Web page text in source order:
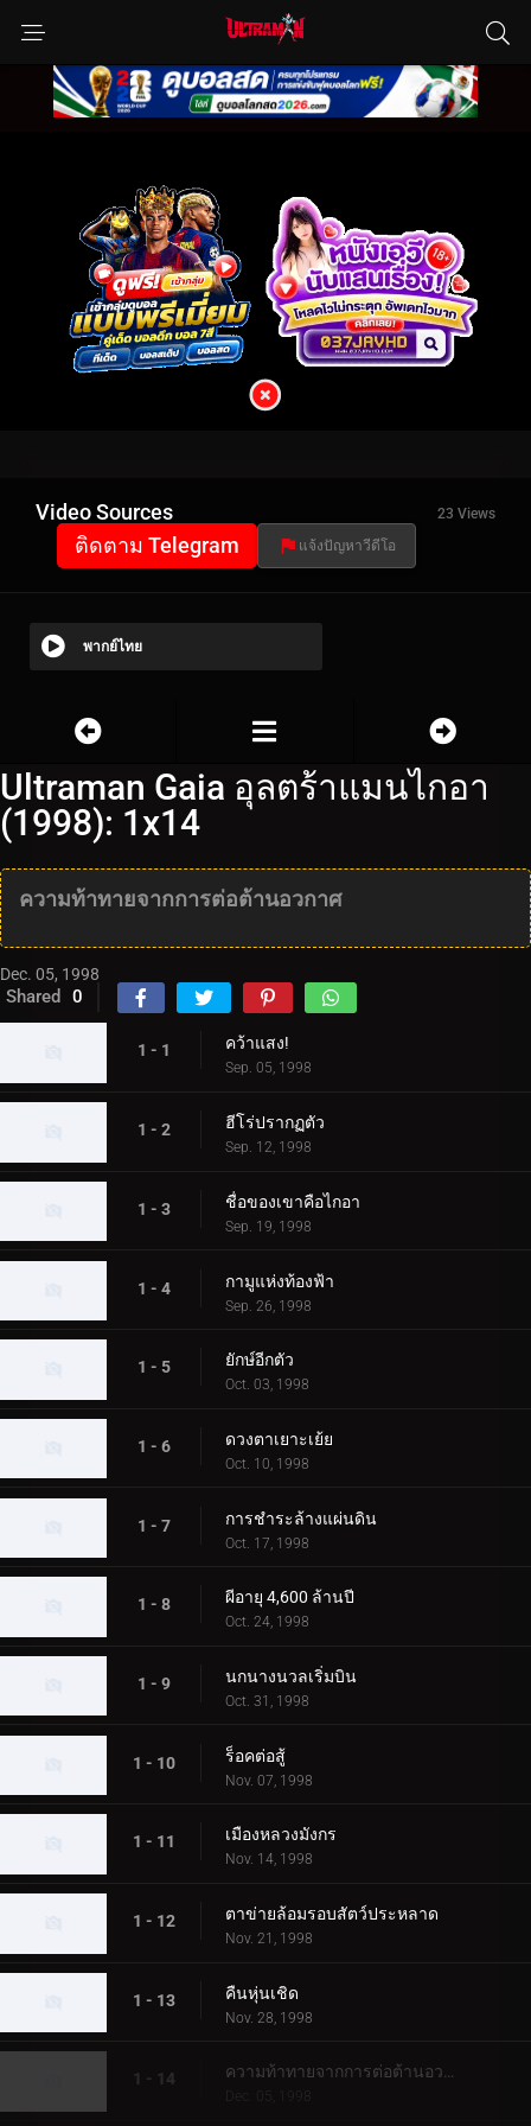
Video Sources 23 Views
ติดตาม Telegram แจ้งปัญหาวีดีโอ
พากย์ไทย
Ultraman Gaia อุลตร้าแมนไกอา
(1998): 1x14
ความท้าทายจากการต่อต้านอวกาศ
Dec. 05, 1998
Shared 0
1 - 1 คว้าแสง!
Sep. 05, 1998
1 - 2 ฮีโร่ปรากฏตัว
Sep. 12, 1998
1 - 3 ชื่อของเขาคือไกอา
Sep. 19, 1998
1 - 4 กามูแห่งท้องฟ้า
Sep. 26, 1998
1 - 5 ยักษ์อีกตัว
Oct. 03, 1998
1 - 6 ดวงตาเยาะเย้ย
Oct. 10, 1998
1 - 7 การชำระล้างแผ่นดิน
Oct. 17, 1998
1 - 8 ผีอายุ 4,600 ล้านปี
Oct. 24, 1998
1 - 9 นกนางนวลเริ่มบิน
Oct. 31, 1998
1 - 10 ร็อคต่อสู้
Nov. 07, 1998
1 - 11 เมืองหลวงมังกร
Nov. 14, 1998
1 - 12 ตาข่ายล้อมรอบสัตว์ประหลาด
Nov. 21, 1998
1 - 13 คืนหุ่นเชิด
Nov. 28, 1998
1 - 14 ความท้าทายจากการต่อต้านอวกาศ
Dec. 05, 1998